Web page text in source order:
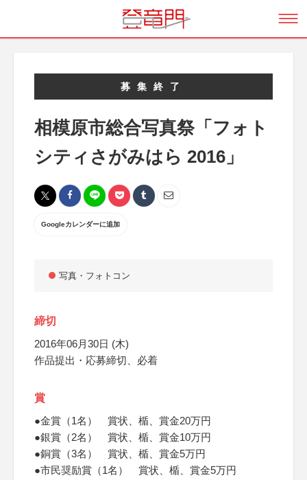
募集終了
相模原市総合写真祭「フォト
シティさがみはら 2016」
Googleカレンダーに追加
写真・フォトコン
締切
2016年06月30日 (木)
作品提出・応募締切、必着
賞
●金賞（1名） 賞状、楯、賞金20万円
●銀賞（2名） 賞状、楯、賞金10万円
●銅賞（3名） 賞状、楯、賞金5万円
●市民奨励賞（1名） 賞状、楯、賞金5万円